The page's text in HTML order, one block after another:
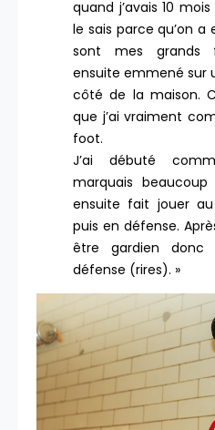
quand j’avais 10
le sais parce qu’on a
sont mes grands
ensuite emmené sur
côté de la maison.
que j’ai vraiment
foot.
J’ai débuté
marquais
ensuite fait jouer
puis en défense.
être gardien
défense (rires). »